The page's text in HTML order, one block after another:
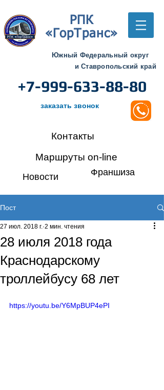
РПК
«ГорТранс»
Южный Федеральный округ
и Ставропольский край
+7-999-633-88-80
заказать звонок
Контакты
Маршруты on-line
Новости Франшиза
Пост
28 июля 2018 года
Краснодарскому
троллейбусу 68 лет
27 июл. 2018 г. 2 мин. чтения
https://youtu.be/Y6MpBUP4ePI